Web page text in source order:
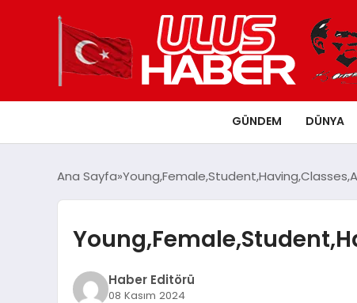
GÜNDEM DÜNYA
Ana Sayfa
Haber Editörü
08 Kasım 2024